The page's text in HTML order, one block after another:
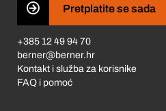
Pretplatite se sada
+385 12 49 94 70
berner@berner.hr
Kontakt i služba za korisnike
FAQ i pomoć